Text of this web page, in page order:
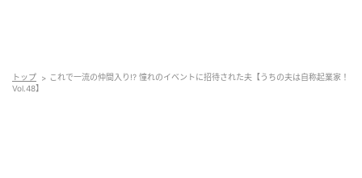
トップ
これで一流の仲間入り!? 憧れのイベントに招待された夫【うちの夫は自称起業家！
Vol.48】